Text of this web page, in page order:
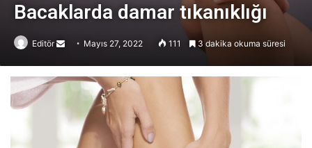
Bacaklarda damar tıkanıklığı
Editör
Send
email
Mayıs 27, 2022 111 3 dakika okuma süresi